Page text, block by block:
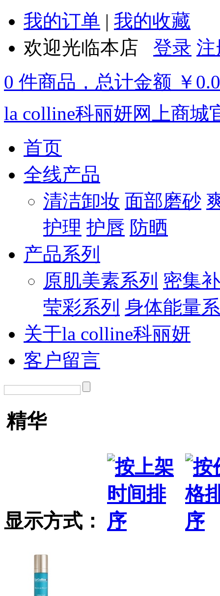
我的订单 | 我的收藏
欢迎光临本店 登录 注
0 件商品，总计金额 ￥
la colline科丽妍网上商城
首页
全线产品
清洁卸妆 面部磨砂
护理 护唇 防晒
产品系列
原肌美素系列 密集
莹彩系列 身体能量
关于la colline科丽妍
客户留言
精华
显示方式：